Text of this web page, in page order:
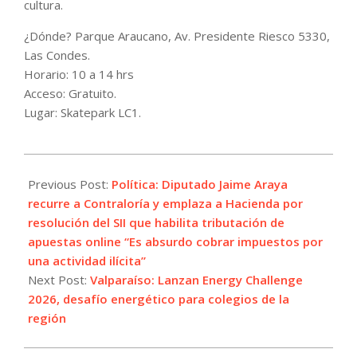
cultura.
¿Dónde? Parque Araucano, Av. Presidente Riesco 5330,
Las Condes.
Horario: 10 a 14 hrs
Acceso: Gratuito.
Lugar: Skatepark LC1.
06-
09
Previous Post: Política: Diputado Jaime Araya
recurre a Contraloría y emplaza a Hacienda por
resolución del SII que habilita tributación de
apuestas online “Es absurdo cobrar impuestos por
una actividad ilícita”
Next Post: Valparaíso: Lanzan Energy Challenge
2026, desafío energético para colegios de la
región